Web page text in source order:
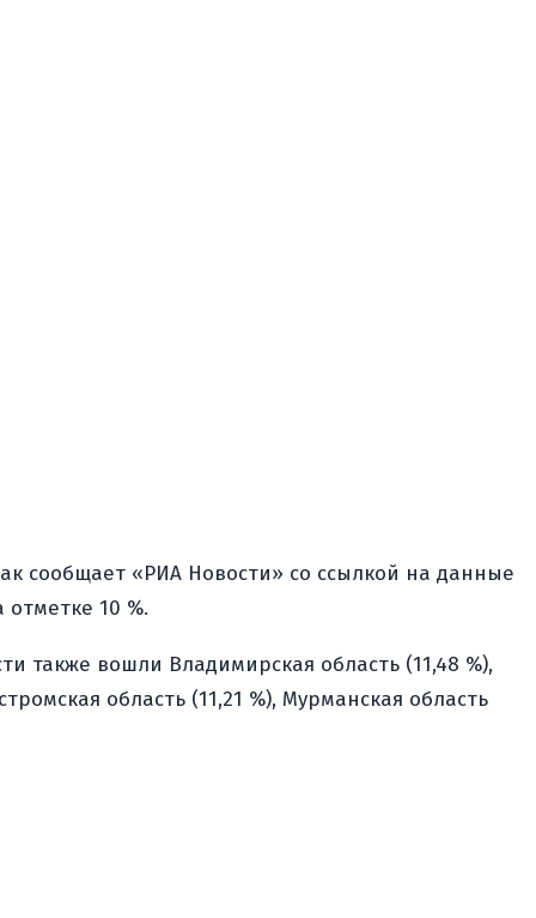
сообщает «РИА Новости» со ссылкой на данные
10 %.
также вошли Владимирская область (11,48 %),
область (11,21 %), Мурманская область